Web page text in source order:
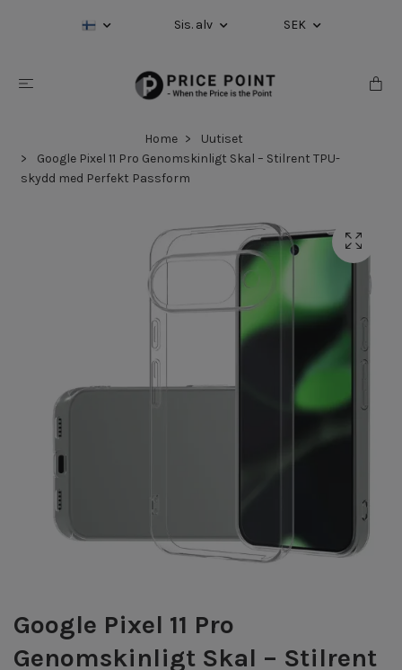
Sis. alv SEK
Home
Uutiset
Google Pixel 11 Pro Genomskinligt Skal – Stilrent TPU-
skydd med Perfekt Passform
Google Pixel 11 Pro
Genomskinligt Skal – Stilrent